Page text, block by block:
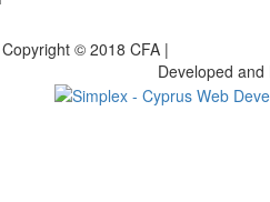
Copyright © 2018 CFA |
Developed and